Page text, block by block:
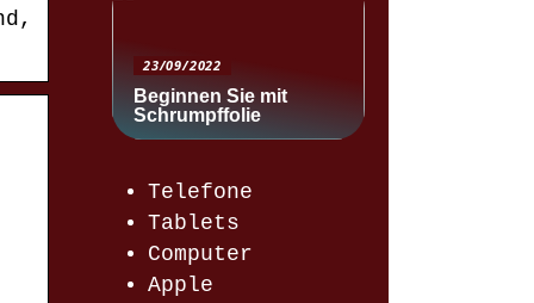
23/09/2022
Beginnen Sie mit
Schrumpffolie
Telefone
Tablets
Computer
Apple